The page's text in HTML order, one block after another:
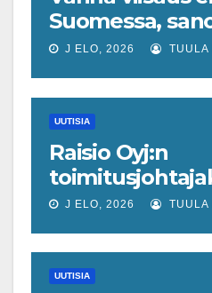
Suomessa,
ekonomisti,
ripeämpää
J ELO, 2026 TUULA
UUTISIA
Raisio Oyj:n
J ELO, 2026 TUULA
UUTISIA